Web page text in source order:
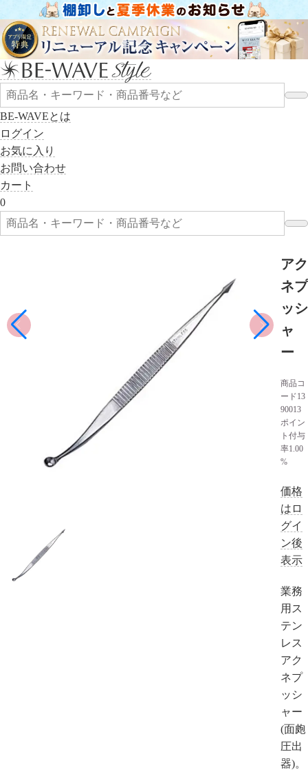
BE-WAVEとは
ログイン
お気に入り
お問い合わせ
カート
0
アク
ネプ
ッシ
ャ
ー
商品コ
ード13
90013
ポイン
ト付与
率1.00
%
価格
はロ
グイ
ン後
表示
業務
用ス
テン
レス
アク
ネプ
ッシ
ャー
(面皰
圧出
器)。